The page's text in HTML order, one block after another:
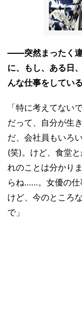
――突然まったく違
に、もし、ある日
んな仕事をしてい
「特に考えてない
だって、自分が生
だ、会社員もいろ
(笑)。けど、食堂
れのことは分かり
らね……。女優の仕
けど、今のところ
で」